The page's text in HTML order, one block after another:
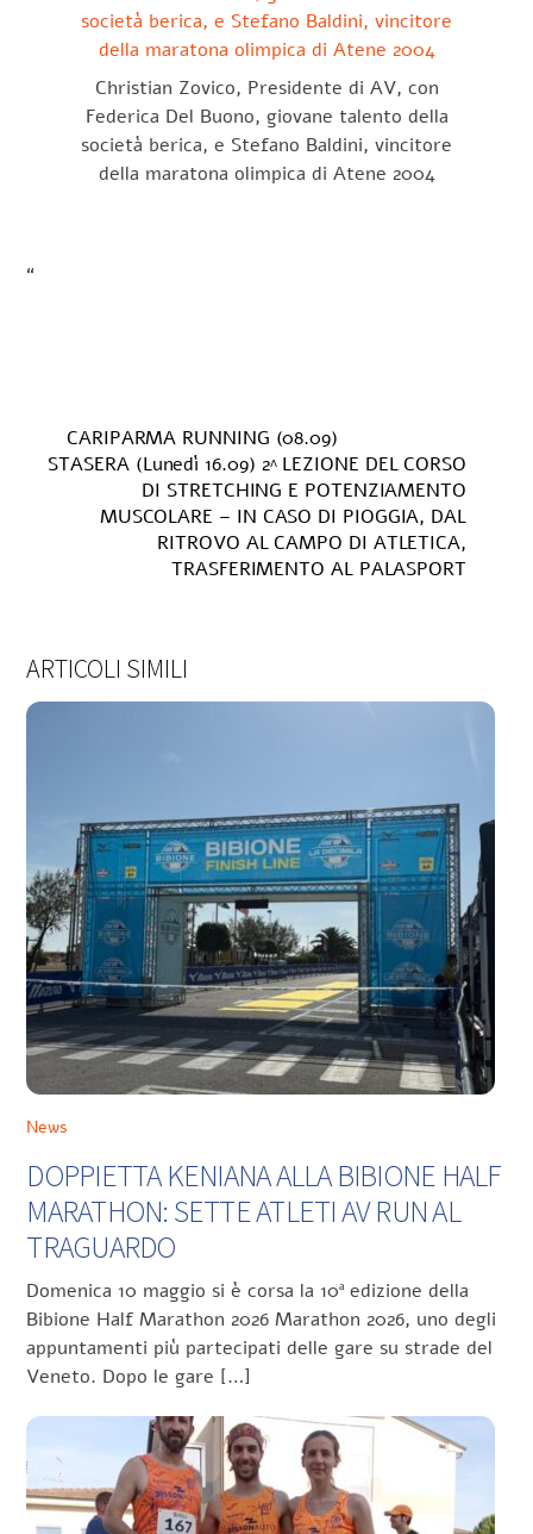
Christian Zovico, Presidente di AV, con
Federica Del Buono, giovane talento della
società berica, e Stefano Baldini, vincitore
della maratona olimpica di Atene 2004
“
CARIPARMA RUNNING (08.09)
STASERA (Lunedì 16.09) 2^ LEZIONE DEL CORSO
DI STRETCHING E POTENZIAMENTO
MUSCOLARE – IN CASO DI PIOGGIA, DAL
RITROVO AL CAMPO DI ATLETICA,
TRASFERIMENTO AL PALASPORT
ARTICOLI SIMILI
News
DOPPIETTA KENIANA ALLA BIBIONE HALF
MARATHON: SETTE ATLETI AV RUN AL
TRAGUARDO
Domenica 10 maggio si è corsa la 10ª edizione della
Bibione Half Marathon 2026 Marathon 2026, uno degli
appuntamenti più partecipati delle gare su strade del
Veneto. Dopo le gare […]